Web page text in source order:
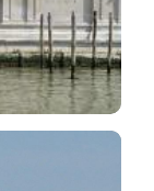
Amici